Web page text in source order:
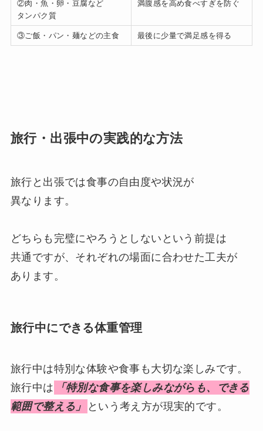
②肉・魚・卵・豆腐など
タンパク質
満腹感を高め食べすぎを防ぐ
③ご飯・パン・麺などの主食 最後に少量で満足感を得る
旅行・出張中の実践的な方法
旅行と出張では食事の自由度や状況が
異なります。
どちらも完璧にやろうとしないという前提は
共通ですが、それぞれの場面に合わせた工夫が
あります。
旅行中にできる体重管理
旅行中は特別な体験や食事も大切な楽しみです。
旅行中は
「特別な食事を楽しみながらも、できる
範囲で整える」
という考え方が現実的です。